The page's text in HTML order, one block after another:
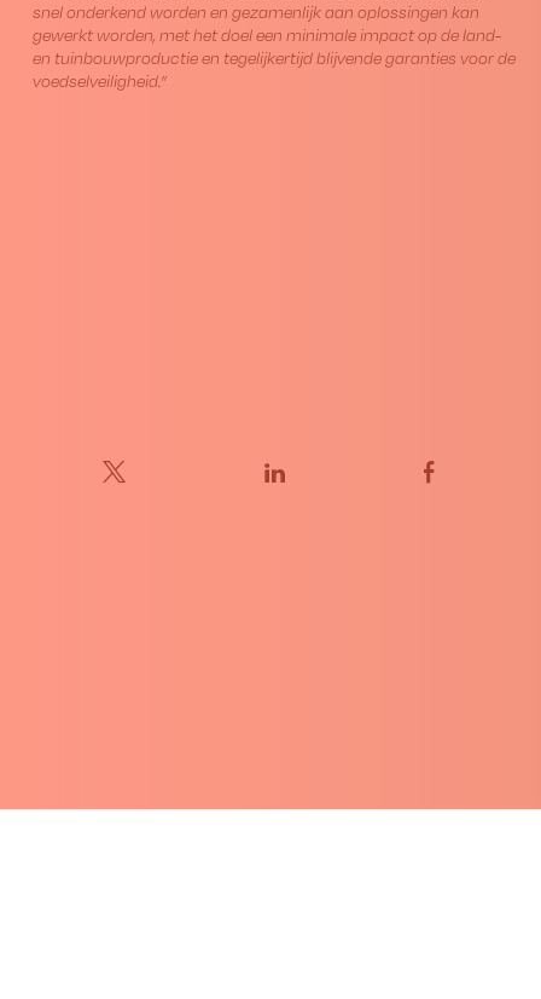
snel onderkend worden en gezamenlijk aan oplossingen kan
gewerkt worden, met het doel een minimale impact op de land-
en tuinbouwproductie en tegelijkertijd blijvende garanties voor de
voedselveiligheid.”